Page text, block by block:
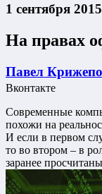
1 сентября 2015
На правах
Павел
Вконтакте
Современные
похожи на
И если в первом
то во втором – в
заранее